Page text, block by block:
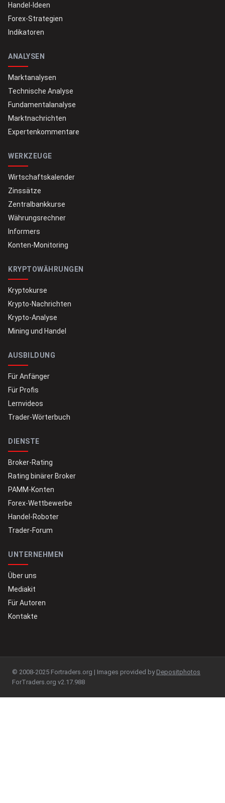
Handel-Ideen
Forex-Strategien
Indikatoren
ANALYSEN
Marktanalysen
Technische Analyse
Fundamentalanalyse
Marktnachrichten
Expertenkommentare
WERKZEUGE
Wirtschaftskalender
Zinssätze
Zentralbankkurse
Währungsrechner
Informers
Konten-Monitoring
KRYPTOWÄHRUNGEN
Kryptokurse
Krypto-Nachrichten
Krypto-Analyse
Mining und Handel
AUSBILDUNG
Für Anfänger
Für Profis
Lernvideos
Trader-Wörterbuch
DIENSTE
Broker-Rating
Rating binärer Broker
PAMM-Konten
Forex-Wettbewerbe
Handel-Roboter
Trader-Forum
UNTERNEHMEN
Über uns
Mediakit
Für Autoren
Kontakte
© 2008-2025 Fortraders.org | Images provided by Depositphotos
ForTraders.org v2.17.988